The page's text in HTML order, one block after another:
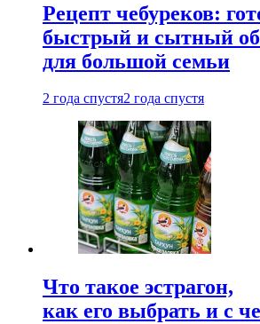
Рецепт чебуреков:
быстрый и сытный
для большой семьи
2 года спустя2 года спустя
Что такое эстрагон,
как его выбрать и с